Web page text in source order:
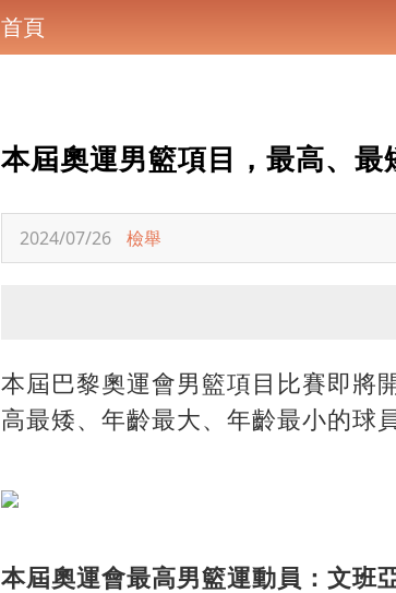
首頁
本屆奧運男籃項目，最高、最
2024/07/26 檢舉
本屆巴黎奧運會男籃項目比賽即將
高最矮、年齡最大、年齡最小的球
本屆奧運會最高男籃運動員：文班